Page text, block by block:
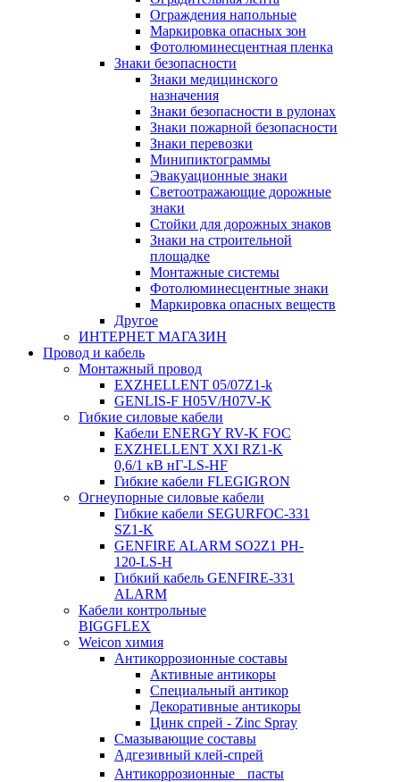
Ограждения напольные
Маркировка опасных зон
Фотолюминесцентная пленка
Знаки безопасности
Знаки медицинского
назначения
Знаки безопасности в рулонах
Знаки пожарной безопасности
Знаки перевозки
Минипиктограммы
Эвакуационные знаки
Светоотражающие дорожные
знаки
Стойки для дорожных знаков
Знаки на строительной
площадке
Монтажные системы
Фотолюминесцентные знаки
Маркировка опасных веществ
Другое
ИНТЕРНЕТ МАГАЗИН
Провод и кабель
Монтажный провод
EXZHELLENT 05/07Z1-k
GENLIS-F Н05V/H07V-K
Гибкие силовые кабели
Кабели ENERGY RV-K FOC
EXZHELLENT XXI RZ1-K
0,6/1 кВ нГ-LS-HF
Гибкие кабели FLEGIGRON
Огнеупорные силовые кабели
Гибкие кабели SEGURFOC-331
SZ1-K
GENFIRE ALARM SO2Z1 PH-
120-LS-H
Гибкий кабель GENFIRE-331
ALARM
Кабели контрольные
BIGGFLEX
Weicon химия
Антикоррозионные составы
Активные антикоры
Специальный антикор
Декоративные антикоры
Цинк спрей - Zinc Spray
Смазывающие составы
Адгезивный клей-спрей
Антикоррозионные пасты